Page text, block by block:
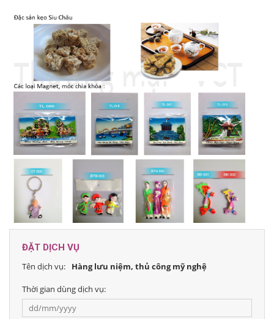
ĐẶT DỊCH VỤ
Tên dịch vụ:
Hàng lưu niệm, thủ công mỹ nghệ
Thời gian dùng dịch vụ: